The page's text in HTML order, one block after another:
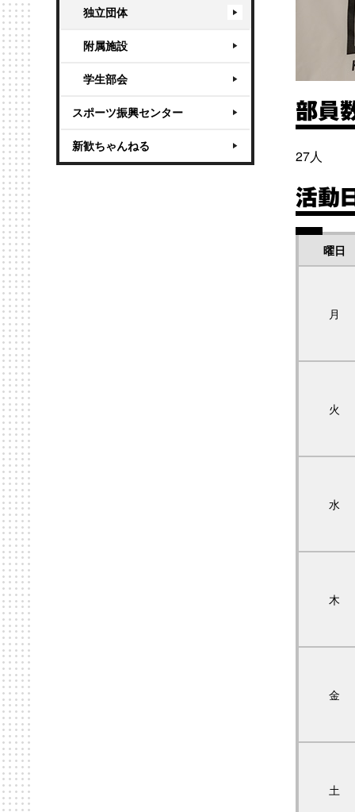
独立団体
附属施設
学生部会
スポーツ振興センター
新歓ちゃんねる
部員
27人
活動
曜日
月
火
水
木
金
土